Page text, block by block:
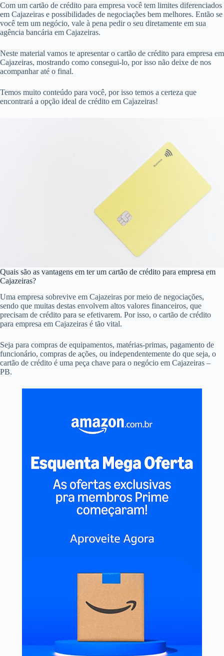
Com um cartão de crédito para empresa você tem limites diferenciados
em Cajazeiras e possibilidades de negociações bem melhores. Então se
você tem um negócio, vale à pena pedir o seu diretamente em sua
agência bancária em Cajazeiras.
Neste material vamos te apresentar o cartão de crédito para empresa em
Cajazeiras, mostrando como consegui-lo, por isso não deixe de nos
acompanhar até o final.
Temos muito conteúdo para você, por isso temos a certeza que
encontrará a opção ideal de crédito em Cajazeiras!
Quais são as vantagens em ter um cartão de crédito para empresa em
Cajazeiras?
Uma empresa sobrevive em Cajazeiras por meio de negociações,
sendo que muitas destas envolvem altos valores financeiros, que
precisam de crédito para se efetivarem. Por isso, o cartão de crédito
para empresa em Cajazeiras é tão vital.
Seja para compras de equipamentos, matérias-primas, pagamento de
funcionário, compras de ações, ou independentemente do que seja, o
cartão de crédito é uma peça chave para o negócio em Cajazeiras –
PB.